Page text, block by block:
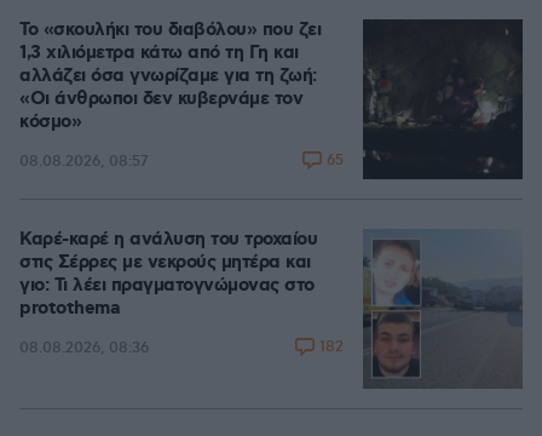
Το «σκουλήκι του διαβόλου» που ζει
1,3 χιλιόμετρα κάτω από τη Γη και
αλλάζει όσα γνωρίζαμε για τη ζωή:
«Οι άνθρωποι δεν κυβερνάμε τον
κόσμο»
08.08.2026, 08:57 65
Καρέ-καρέ η ανάλυση του τροχαίου
στις Σέρρες με νεκρούς μητέρα και
γιο: Τι λέει πραγματογνώμονας στο
protothema
08.08.2026, 08:36 182